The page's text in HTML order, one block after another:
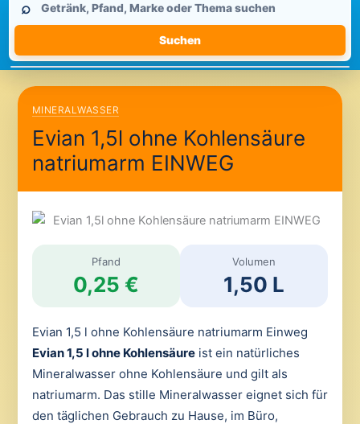
durchsuchen
⌕
Suchen
MINERALWASSER
Evian 1,5l ohne Kohlensäure
natriumarm EINWEG
Pfand
0,25 €
Volumen
1,50 L
Evian 1,5 l ohne Kohlensäure natriumarm Einweg
Evian 1,5 l ohne Kohlensäureist ein natürliches
Mineralwasser ohne Kohlensäure und gilt als
natriumarm. Das stille Mineralwasser eignet sich für
den täglichen Gebrauch zu Hause, im Büro,